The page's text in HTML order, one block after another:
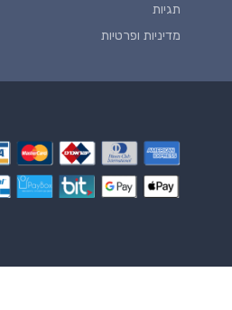
תגיות
מדיניות ופרטיות